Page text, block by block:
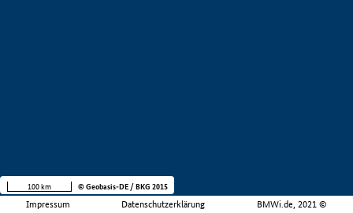
Impressum Datenschutzerklärung BMWi.de, 2021 ©
100 km © Geobasis-DE / BKG 2015